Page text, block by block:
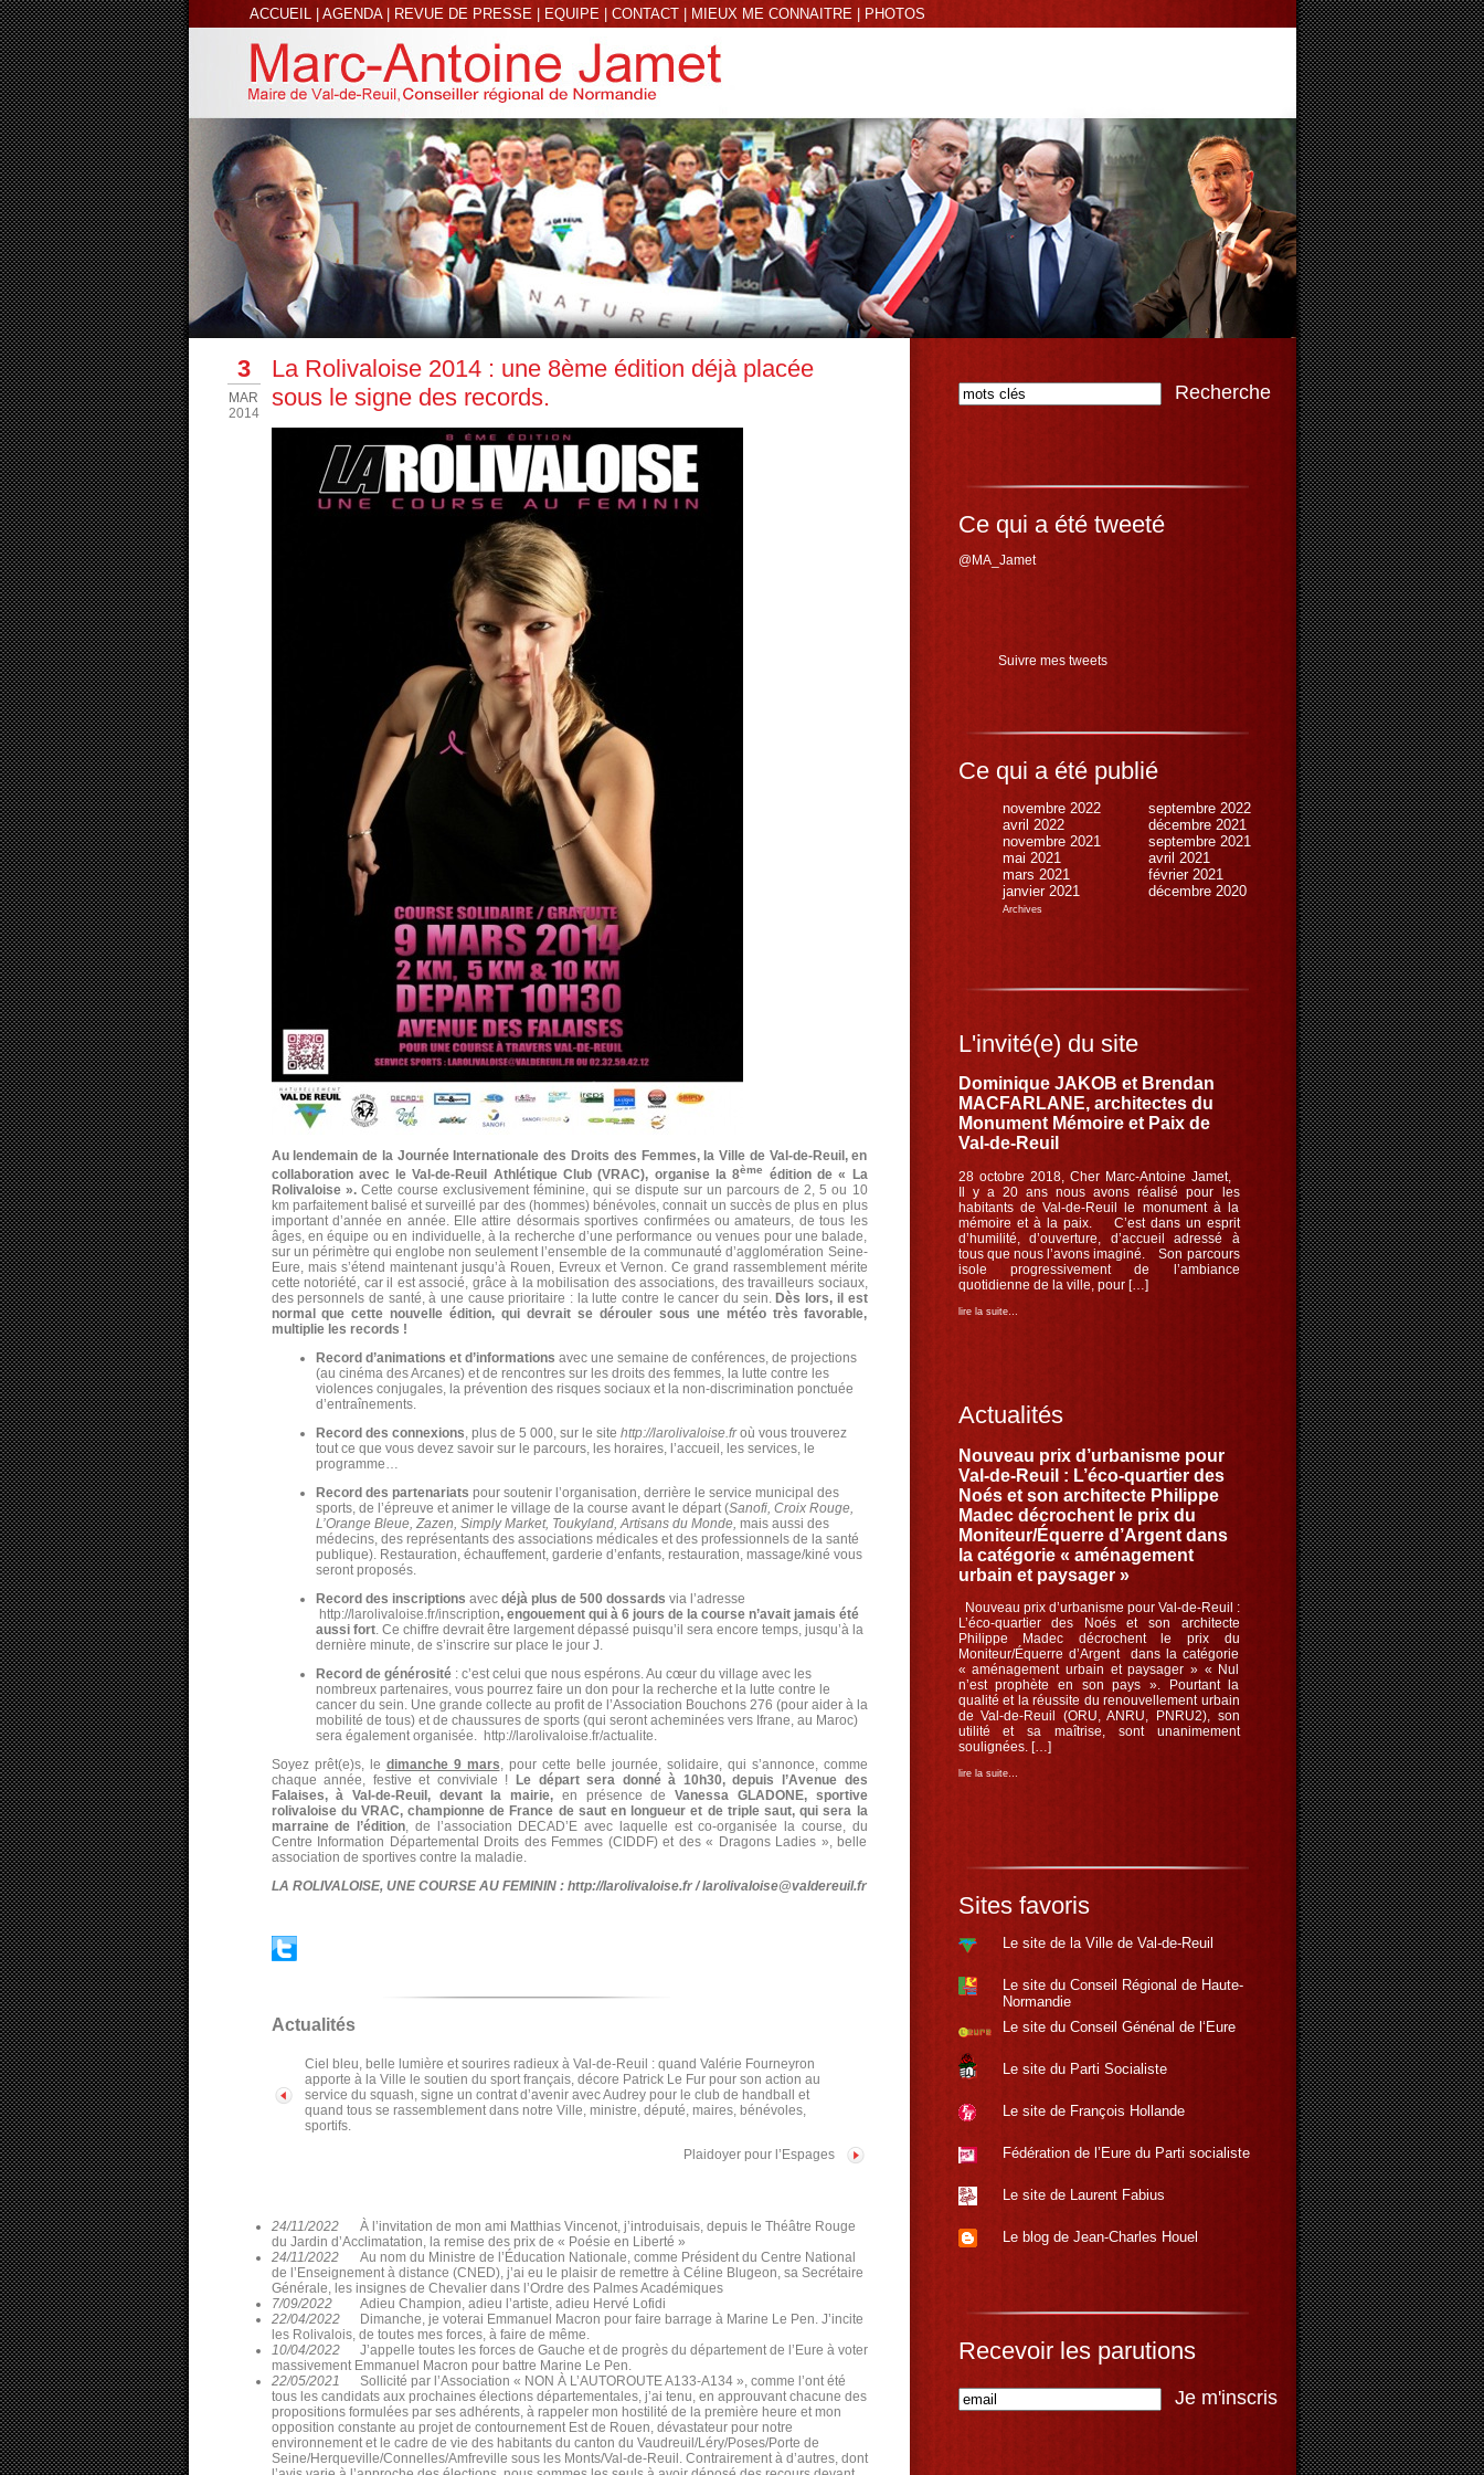
ACCUEIL| AGENDA| REVUE DE PRESSE| EQUIPE| CONTACT| MIEUX ME CONNAITRE| PHOTOS
Ce qui a été tweeté
@MA_Jamet
Suivre mes tweets
Ce qui a été publié
novembre 2022
septembre 2022
avril 2022
décembre 2021
novembre 2021
septembre 2021
mai 2021
avril 2021
mars 2021
février 2021
janvier 2021
décembre 2020
Archives
L'invité(e) du site
Dominique JAKOB et Brendan
MACFARLANE, architectes du
Monument Mémoire et Paix de
Val-de-Reuil
28 octobre 2018, Cher Marc-Antoine Jamet,
Il y a 20 ans nous avons réalisé pour les
habitants de Val-de-Reuil le monument à la
mémoire et à la paix. C’est dans un esprit
d’humilité, d’ouverture, d’accueil adressé à
tous que nous l’avons imaginé. Son parcours
isole progressivement de l’ambiance
quotidienne de la ville, pour […]
lire la suite…
Actualités
Nouveau prix d’urbanisme pour
Val-de-Reuil : L’éco-quartier des
Noés et son architecte Philippe
Madec décrochent le prix du
Moniteur/Équerre d’Argent dans
la catégorie « aménagement
urbain et paysager »
Nouveau prix d’urbanisme pour Val-de-Reuil :
L’éco-quartier des Noés et son architecte
Philippe Madec décrochent le prix du
Moniteur/Équerre d’Argent dans la catégorie
« aménagement urbain et paysager » « Nul
n’est prophète en son pays ». Pourtant la
qualité et la réussite du renouvellement urbain
de Val-de-Reuil (ORU, ANRU, PNRU2), son
utilité et sa maîtrise, sont unanimement
soulignées. […]
lire la suite…
Sites favoris
Le site de la Ville de Val-de-Reuil
Le site du Conseil Régional de Haute-
Normandie
Le site du Conseil Génénal de l‘Eure
Le site du Parti Socialiste
Le site de François Hollande
Fédération de l’Eure du Parti socialiste
Le site de Laurent Fabius
Le blog de Jean-Charles Houel
Recevoir les parutions
3
MAR
2014
La Rolivaloise 2014 : une 8ème édition déjà placée
sous le signe des records.
Au lendemain de la Journée Internationale des Droits des Femmes, la Ville de Val-de-Reuil, en
collaboration avec le Val-de-Reuil Athlétique Club (VRAC), organise la 8ème
édition de « La
Rolivaloise ». Cette course exclusivement féminine, qui se dispute sur un parcours de 2, 5 ou 10
km parfaitement balisé et surveillé par des (hommes) bénévoles, connait un succès de plus en plus
important d’année en année. Elle attire désormais sportives confirmées ou amateurs, de tous les
âges, en équipe ou en individuelle, à la recherche d’une performance ou venues pour une balade,
sur un périmètre qui englobe non seulement l’ensemble de la communauté d’agglomération Seine-
Eure, mais s’étend maintenant jusqu’à Rouen, Evreux et Vernon. Ce grand rassemblement mérite
cette notoriété, car il est associé, grâce à la mobilisation des associations, des travailleurs sociaux,
des personnels de santé, à une cause prioritaire : la lutte contre le cancer du sein. Dès lors, il est
normal que cette nouvelle édition, qui devrait se dérouler sous une météo très favorable,
multiplie les records !
Record d’animations et d’informations avec une semaine de conférences, de projections
(au cinéma des Arcanes) et de rencontres sur les droits des femmes, la lutte contre les
violences conjugales, la prévention des risques sociaux et la non-discrimination ponctuée
d’entraînements.
Record des connexions, plus de 5 000, sur le site http://larolivaloise.froù vous trouverez
tout ce que vous devez savoir sur le parcours, les horaires, l’accueil, les services, le
programme…
Record des partenariats pour soutenir l’organisation, derrière le service municipal des
sports, de l’épreuve et animer le village de la course avant le départ (Sanofi, Croix Rouge,
L’Orange Bleue, Zazen, Simply Market, Toukyland, Artisans du Monde, mais aussi des
médecins, des représentants des associations médicales et des professionnels de la santé
publique). Restauration, échauffement, garderie d’enfants, restauration, massage/kiné vous
seront proposés.
Record des inscriptions avec déjà plus de 500 dossards via l’adresse
http://larolivaloise.fr/inscription, engouement qui à 6 jours de la course n’avait jamais été
aussi fort. Ce chiffre devrait être largement dépassé puisqu’il sera encore temps, jusqu’à la
dernière minute, de s’inscrire sur place le jour J.
Record de générosité : c’est celui que nous espérons. Au cœur du village avec les
nombreux partenaires, vous pourrez faire un don pour la recherche et la lutte contre le
cancer du sein. Une grande collecte au profit de l’Association Bouchons 276 (pour aider à la
mobilité de tous) et de chaussures de sports (qui seront acheminées vers Ifrane, au Maroc)
sera également organisée. http://larolivaloise.fr/actualite.
Soyez prêt(e)s, le dimanche 9 mars, pour cette belle journée, solidaire, qui s’annonce, comme
chaque année, festive et conviviale !
Le départ sera donné à 10h30, depuis l’Avenue des
Falaises, à Val-de-Reuil, devant la mairie, en présence deVanessa GLADONE, sportive
rolivaloise du VRAC, championne de France de saut en longueur et de triple saut, qui sera la
marraine de l’édition, de l’association DECAD’E avec laquelle est co-organisée la course, du
Centre Information Départemental Droits des Femmes (CIDDF) et des « Dragons Ladies », belle
association de sportives contre la maladie.
LA ROLIVALOISE, UNE COURSE AU FEMININ : http://larolivaloise.fr / larolivaloise@valdereuil.fr
Actualités
Ciel bleu, belle lumière et sourires radieux à Val-de-Reuil : quand Valérie Fourneyron
apporte à la Ville le soutien du sport français, décore Patrick Le Fur pour son action au
service du squash, signe un contrat d’avenir avec Audrey pour le club de handball et
quand tous se rassemblement dans notre Ville, ministre, député, maires, bénévoles,
sportifs.
Plaidoyer pour l’Espages
24/11/2022
À l’invitation de mon ami Matthias Vincenot, j’introduisais, depuis le Théâtre Rouge
du Jardin d’Acclimatation, la remise des prix de « Poésie en Liberté »
24/11/2022
Au nom du Ministre de l’Éducation Nationale, comme Président du Centre National
de l’Enseignement à distance (CNED), j’ai eu le plaisir de remettre à Céline Blugeon, sa Secrétaire
Générale, les insignes de Chevalier dans l’Ordre des Palmes Académiques
7/09/2022
Adieu Champion, adieu l’artiste, adieu Hervé Lofidi
22/04/2022
Dimanche, je voterai Emmanuel Macron pour faire barrage à Marine Le Pen. J’incite
les Rolivalois, de toutes mes forces, à faire de même.
10/04/2022
J’appelle toutes les forces de Gauche et de progrès du département de l’Eure à voter
massivement Emmanuel Macron pour battre Marine Le Pen.
22/05/2021
Sollicité par l’Association « NON À L’AUTOROUTE A133-A134 », comme l’ont été
tous les candidats aux prochaines élections départementales, j’ai tenu, en approuvant chacune des
propositions formulées par ses adhérents, à rappeler mon hostilité de la première heure et mon
opposition constante au projet de contournement Est de Rouen, dévastateur pour notre
environnement et le cadre de vie des habitants du canton du Vaudreuil/Léry/Poses/Porte de
Seine/Herqueville/Connelles/Amfreville sous les Monts/Val-de-Reuil. Contrairement à d’autres, dont